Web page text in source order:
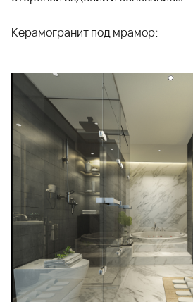
Керамогранит под мрамор: